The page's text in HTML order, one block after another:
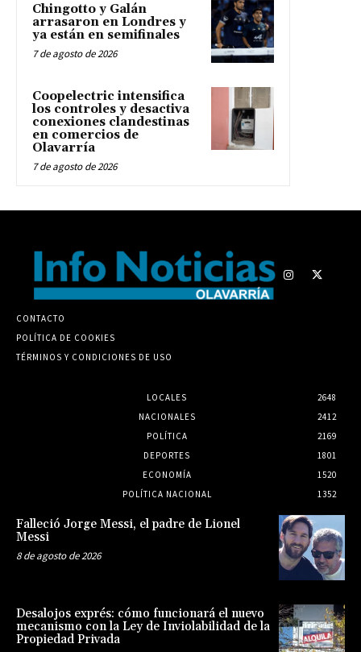
Chingotto y Galán
arrasaron en Londres y
ya están en semifinales
7 de agosto de 2026
Coopelectric intensifica
los controles y desactiva
conexiones clandestinas
en comercios de
Olavarría
7 de agosto de 2026
CONTACTO
POLÍTICA DE COOKIES
TÉRMINOS Y CONDICIONES DE USO
LOCALES
2648
NACIONALES
2412
POLÍTICA
2169
DEPORTES
1801
ECONOMÍA
1520
POLÍTICA NACIONAL
1352
Falleció Jorge Messi, el padre de Lionel
Messi
8 de agosto de 2026
Desalojos exprés: cómo funcionará el nuevo
mecanismo con la Ley de Inviolabilidad de la
Propiedad Privada